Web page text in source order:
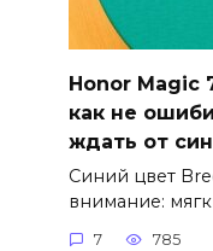
Honor Magic
как не
ждать от
Синий цвет
внимание:
7 785